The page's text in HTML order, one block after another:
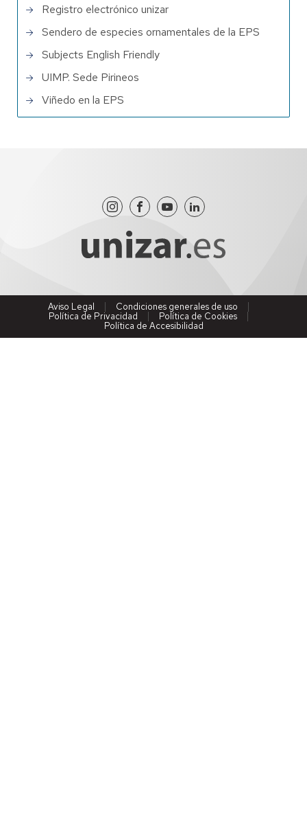
Registro electrónico unizar
Sendero de especies ornamentales de la EPS
Subjects English Friendly
UIMP. Sede Pirineos
Viñedo en la EPS
Aviso Legal
Condiciones generales de uso
Política de Privacidad
Política de Cookies
Política de Accesibilidad